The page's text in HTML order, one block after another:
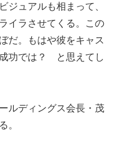
ジュアルも相まって、
イラさせてくる。この
だ。もはや彼をキャス
功では？ と思えてし
ルディングス会長・茂
。